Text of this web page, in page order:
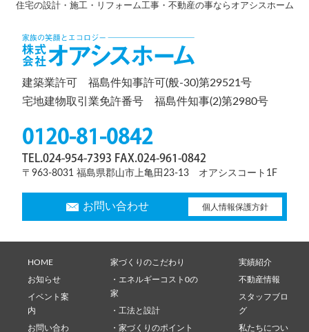
住宅の設計・施工・リフォーム工事・不動産の事ならオアシスホーム
建築業許可 福島件知事許可(般-30)第29521号
宅地建物取引業免許番号 福島件知事(2)第2980号
0120-81-0842
TEL.024-954-7393 FAX.024-961-0842
〒963-8031 福島県郡山市上亀田23-13 オアシスコート1F
お問い合わせ 個人情報保護方針
HOME
お知らせ
イベント案
内
お問い合わ
家づくりのこだわり
・エネルギーコスト0の
家
・工法と設計
・家づくりのポイント
実績紹介
不動産情報
スタッフブロ
グ
私たちについ